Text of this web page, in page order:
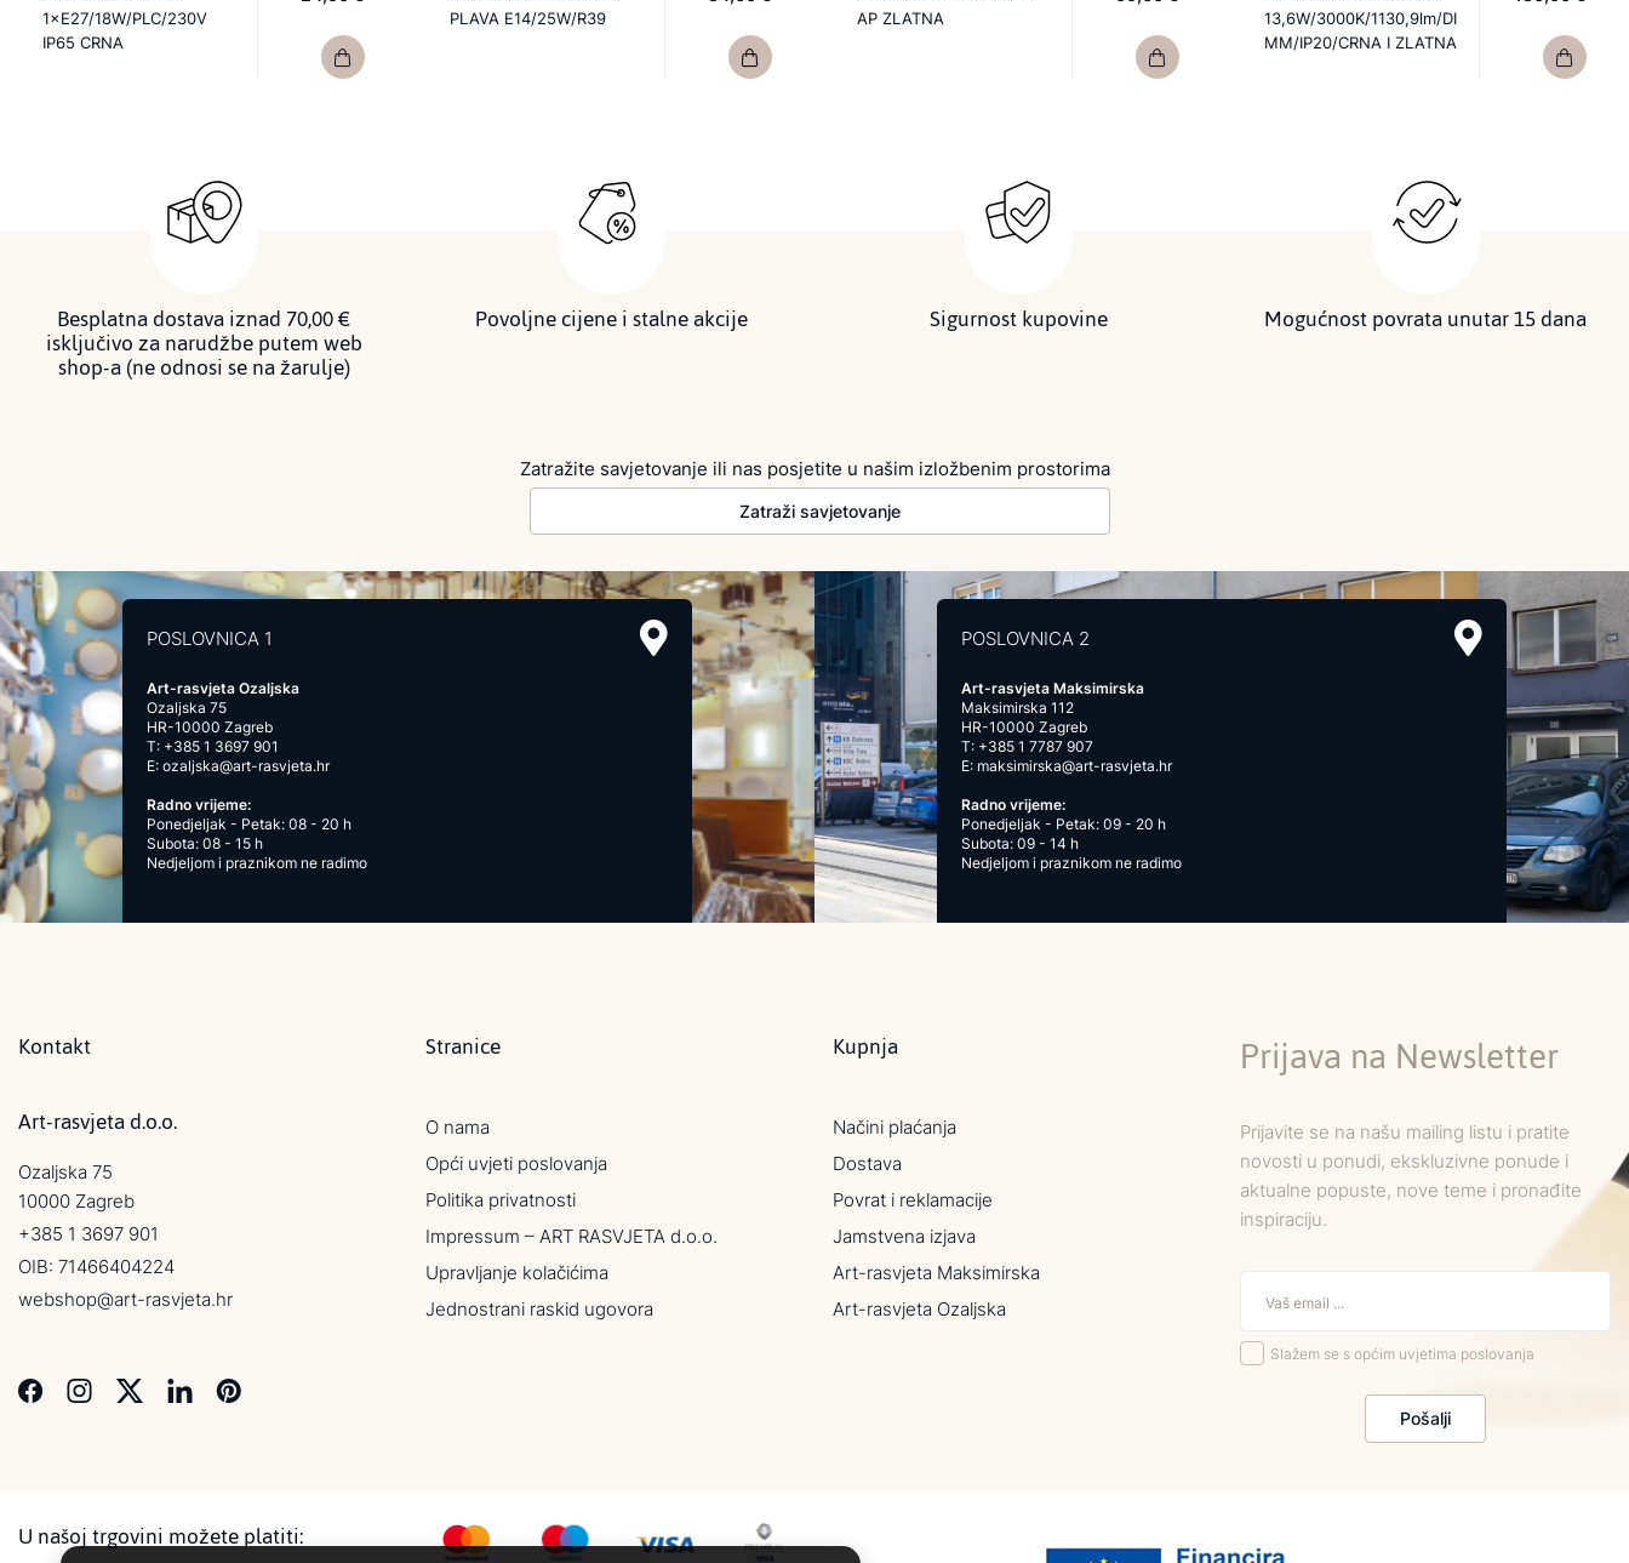
1×E27/18W/PLC/230V
IP65 CRNA
PLAVA E14/25W/R39
AP ZLATNA
13,6W/3000K/1130,9lm/DI
MM/IP20/CRNA I ZLATNA
Besplatna dostava iznad 70,00 €
isključivo za narudžbe putem web
shop-a (ne odnosi se na žarulje)
Povoljne cijene i stalne akcije Sigurnost kupovine Mogućnost povrata unutar 15 dana
Zatražite savjetovanje ili nas posjetite u našim izložbenim prostorima
Zatraži savjetovanje
POSLOVNICA 1
Art-rasvjeta Ozaljska
Ozaljska 75
HR-10000 Zagreb
T: +385 1 3697 901
E: ozaljska@art-rasvjeta.hr
Radno vrijeme:
Ponedjeljak - Petak: 08 - 20 h
Subota: 08 - 15 h
Nedjeljom i praznikom ne radimo
POSLOVNICA 2
Art-rasvjeta Maksimirska
Maksimirska 112
HR-10000 Zagreb
T: +385 1 7787 907
E: maksimirska@art-rasvjeta.hr
Radno vrijeme:
Ponedjeljak - Petak: 09 - 20 h
Subota: 09 - 14 h
Nedjeljom i praznikom ne radimo
Kontakt
Art-rasvjeta d.o.o.
Ozaljska 75
10000 Zagreb
+385 1 3697 901
OIB: 71466404224
webshop@art-rasvjeta.hr
Stranice
O nama
Opći uvjeti poslovanja
Politika privatnosti
Impressum – ART RASVJETA d.o.o.
Upravljanje kolačićima
Jednostrani raskid ugovora
Kupnja
Načini plaćanja
Dostava
Povrat i reklamacije
Jamstvena izjava
Art-rasvjeta Maksimirska
Art-rasvjeta Ozaljska
Prijava na Newsletter
Prijavite se na našu mailing listu i pratite
novosti u ponudi, ekskluzivne ponude i
aktualne popuste, nove teme i pronađite
inspiraciju.
Slažem se s općim uvjetima poslovanja
Pošalji
U našoj trgovini možete platiti: